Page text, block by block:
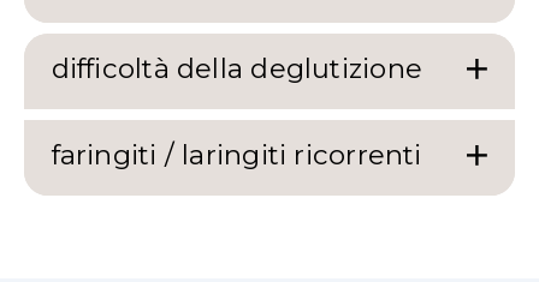
difficoltà della deglutizione
faringiti / laringiti ricorrenti